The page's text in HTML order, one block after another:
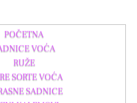
POČETNA
VOĆA
RUŽE
SORTE VOĆA
SADNICE